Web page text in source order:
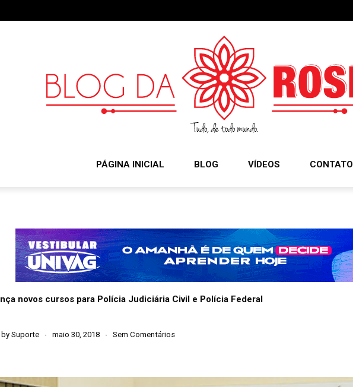
PÁGINA INICIAL BLOG VÍDEOS CONTATO
novos cursos para Polícia Judiciária Civil e Polícia Federal
by Suporte maio 30, 2018 Sem Comentários